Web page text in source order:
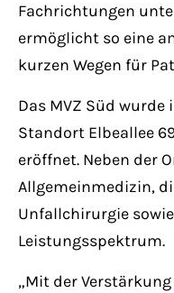
Aenean commodo
massa. Cum
ridiculus mus.
nec.
Fachrichtungen
ermöglicht so eine
kurzen Wegen für
Das MVZ Süd
Standort Elbeallee
eröffnet. Neben der
Allgemeinmedizin,
Unfallchirurgie
Leistungsspektrum.
„Mit der